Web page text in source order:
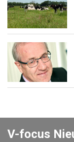
V-focus